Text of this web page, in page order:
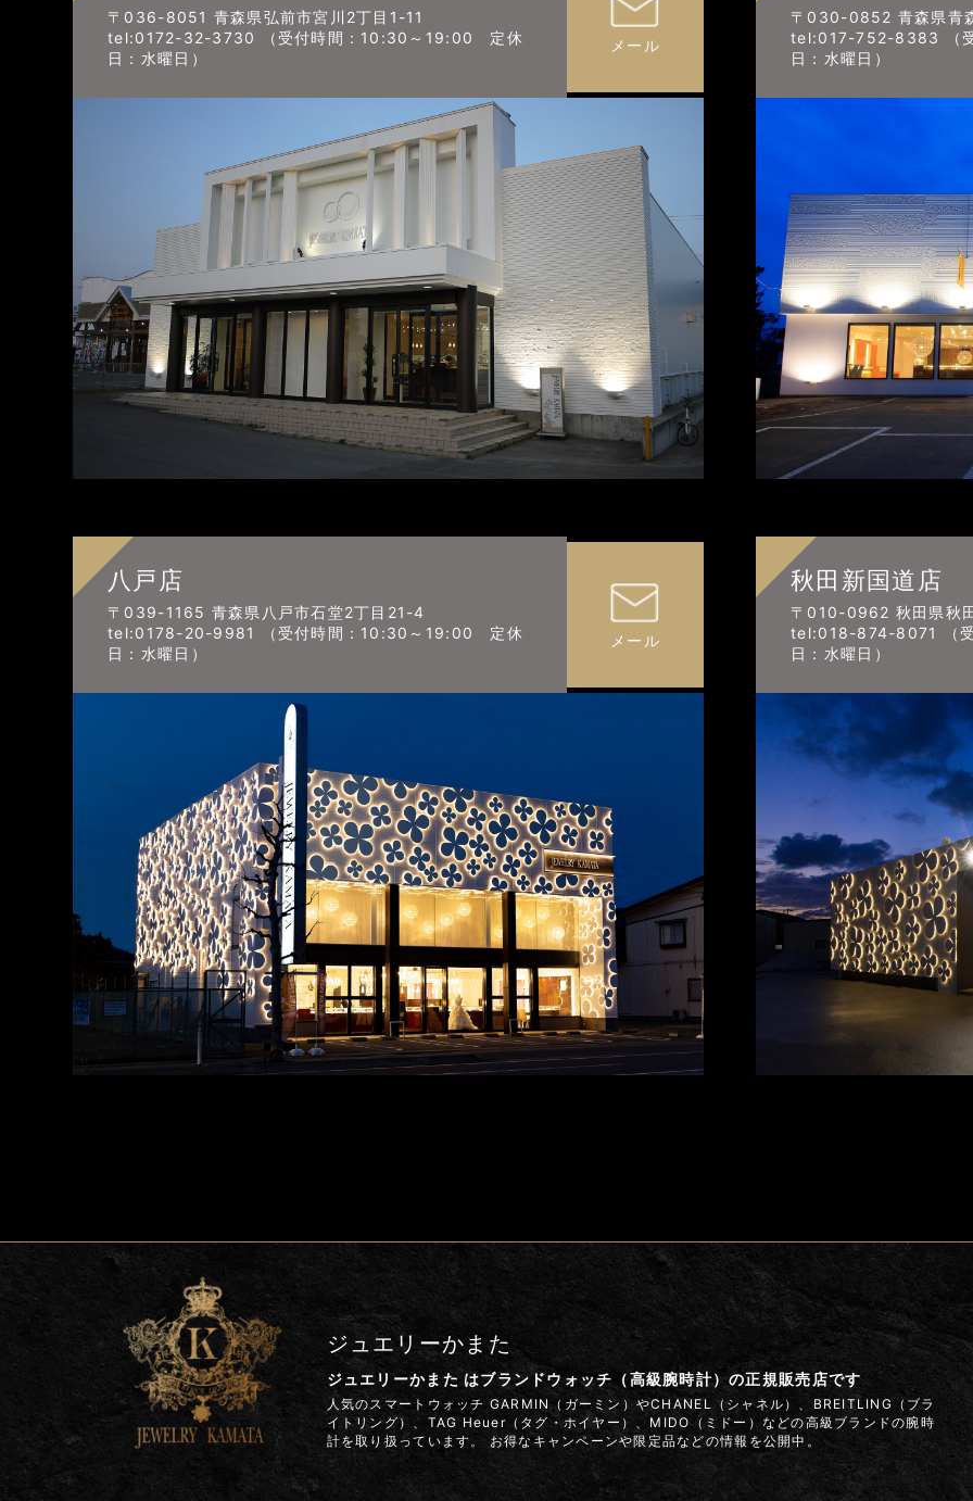
〒036-8051 青森県弘前市宮川2丁目1-11
tel:0172-32-3730 （受付時間：10:30～19:00 定休
日：水曜日）
メール
〒030-0852 青森県青
tel:017-752-8383 （
日：水曜日）
八戸店
〒039-1165 青森県八戸市石堂2丁目21-4
tel:0178-20-9981 （受付時間：10:30～19:00 定休
日：水曜日）
メール
秋田新国道店
〒010-0962 秋田県秋
tel:018-874-8071 （
日：水曜日）
ジュエリーかまた
ジュエリーかまた はブランドウォッチ（高級腕時計）の正規販売店です
人気のスマートウォッチ GARMIN（ガーミン）やCHANEL（シャネル）、BREITLING（ブラ
イトリング）、TAG Heuer（タグ・ホイヤー）、MIDO（ミドー）などの高級ブランドの腕時
計を取り扱っています。 お得なキャンペーンや限定品などの情報を公開中。